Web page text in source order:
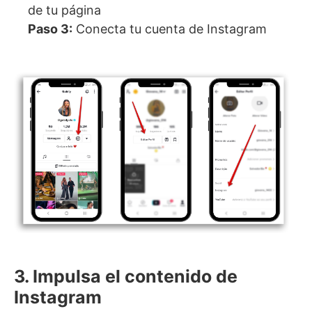
de tu página
Paso 3: Conecta tu cuenta de Instagram
3. Impulsa el contenido de
Instagram